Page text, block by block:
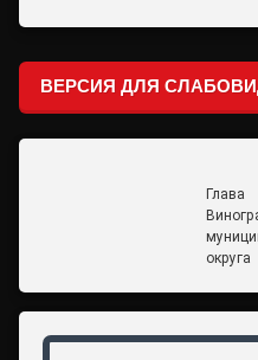
ВЕРСИЯ ДЛЯ
Глава
округа